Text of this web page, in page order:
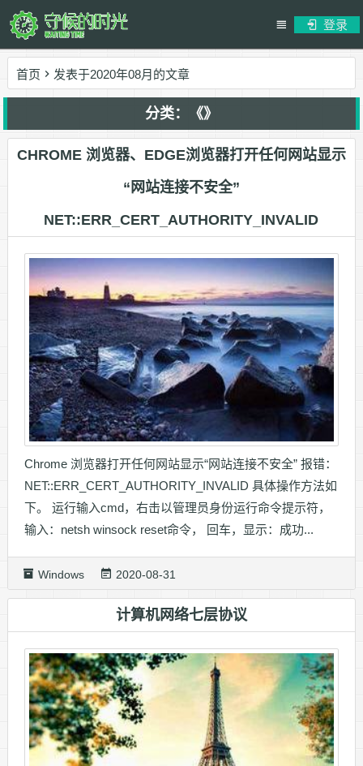
登录
首页 发表于2020年08月的文章
分类：《》
CHROME 浏览器、EDGE浏览器打开任何网站显示
“网站连接不安全”
NET::ERR_CERT_AUTHORITY_INVALID
Chrome 浏览器打开任何网站显示“网站连接不安全” 报错：
NET::ERR_CERT_AUTHORITY_INVALID 具体操作方法如
下。 运行输入cmd，右击以管理员身份运行命令提示符，
输入：netsh winsock reset命令， 回车，显示：成功...
Windows 2020-08-31
计算机网络七层协议